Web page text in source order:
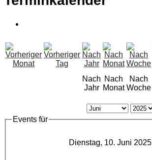
Nach
Jahr
Nach
Monat
Nach
Woche
Events für
Dienstag, 10. Juni 2025